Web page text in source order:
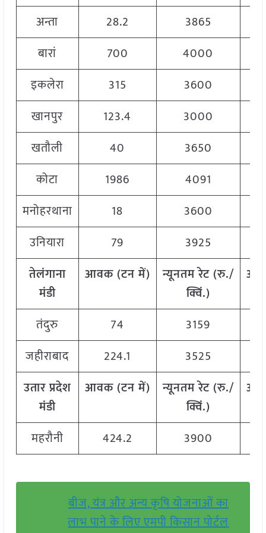
अन्ता 28.2
3865
बारां
700
4000
इकलेरा
315
3600
खानपुर
123.4
3000
खतौली
40
3650
कोटा
1986
4091
मनोहरथाना
18
3600
उनियारा
79
3925
तेलंगाना
मंडी
आवक (टनमें) न्यूनतमरेट (रु./
क्विं.)
तंदुरु 74
3159
जहीराबाद
224.1
3525
उतारप्रदेश
मंडी
आवक (टनमें) न्यूनतमरेट (रु./
क्विं.)
महरौनी 424.2 3900
बीज, यंत्र और अन्य कृषि योजनाओं का
लाभ पाने के लिए एमपी किसान पोर्टल